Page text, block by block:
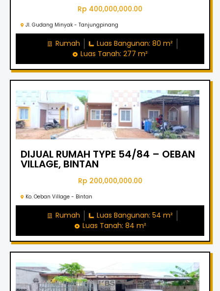
Rp 400,000,000.00
Jl. Gudang Minyak - Tanjungpinang
Rumah
Luas Bangunan: 80 m²
Luas Tanah: 277 m²
DIJUAL RUMAH TYPE 54/84 – OEBAN
VILLAGE, BINTAN
Rp 200,000,000.00
Ko. Oeban Village - Bintan
Rumah
Luas Bangunan: 54 m²
Luas Tanah: 84 m²